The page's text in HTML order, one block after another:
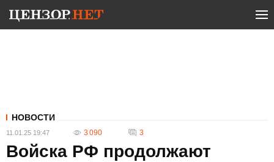
НОВОСТИ
11.01.25 19:47 3 090 3
Войска РФ продолжают